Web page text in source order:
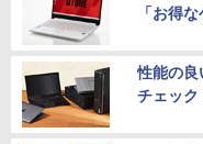
「お得
性能の良
チェック